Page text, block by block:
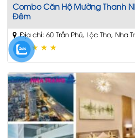
Combo Căn Hộ Mường Thanh
Đêm
Địa chỉ: 60 Trần Phú, Lộc Thọ, Nha
★★ ★ ★ ★